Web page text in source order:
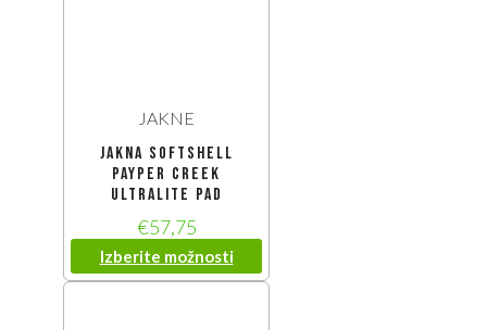
JAKNE
Jakna Softshell
Payper Creek
Ultralite Pad
€57,75
Izberite možnosti